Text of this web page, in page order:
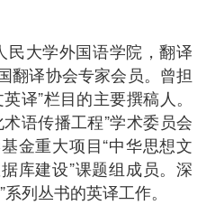
民大学外国语学院，翻译
翻译协会专家会员。曾担
译”栏目的主要撰稿人。
语传播工程”学术委员会
金重大项目“中华思想文
库建设”课题组成员。深
列丛书的英译工作。